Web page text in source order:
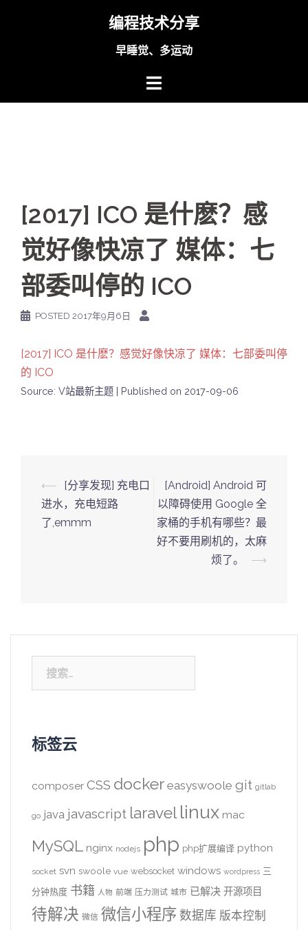
编程技术分享
早睡觉、多运动
[2017] ICO 是什麽？感
觉好像快凉了 媒体：七
部委叫停的 ICO
POSTED 2017年9月6日
[2017] ICO 是什麽？感觉好像快凉了 媒体：七部委叫停
的 ICO
Source: V站最新主题 Published on 2017-09-06
Post
navigation
⟵
[分享发现] 充电口
进水，充电短路
了,emmm
[Android] Android 可
以障碍使用 Google 全
家桶的手机有哪些？最
好不要用刷机的，太麻
烦了。
⟶
索：
标签云
composer CSS docker easyswoole git gitlab
go java javascript laravel linux mac
MySQL nginx nodejs php php扩展编译 python
socket svn swoole vue websocket windows wordpress 三
分钟热度 书籍 人物 前端 压力测试 城市 已解决 开源项目
待解决 微信 微信小程序 数据库 版本控制